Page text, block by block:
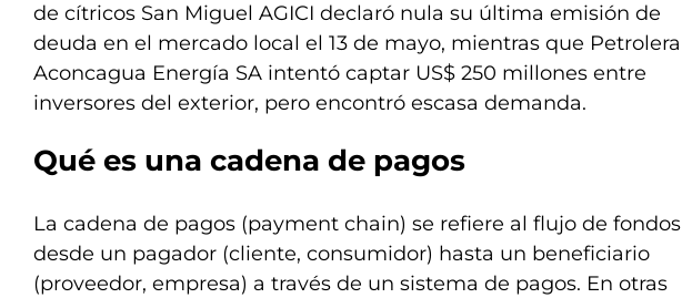
de cítricos San Miguel AGICI declaró nula su última emisión de
deuda en el mercado local el 13 de mayo, mientras que Petrolera
Aconcagua Energía SA intentó captar US$ 250 millones entre
inversores del exterior, pero encontró escasa demanda.
Qué es una cadena de pagos
La cadena de pagos (payment chain) se refiere al flujo de fondos
desde un pagador (cliente, consumidor) hasta un beneficiario
(proveedor, empresa) a través de un sistema de pagos. En otras